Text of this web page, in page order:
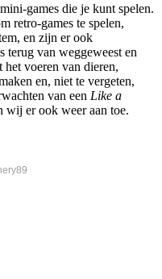
games die je kunt spelen.
retro-games te spelen,
en zijn er ook
terug van weggeweest en
voeren van dieren,
en, niet te vergeten,
van een Like a
wij er ook weer aan toe.